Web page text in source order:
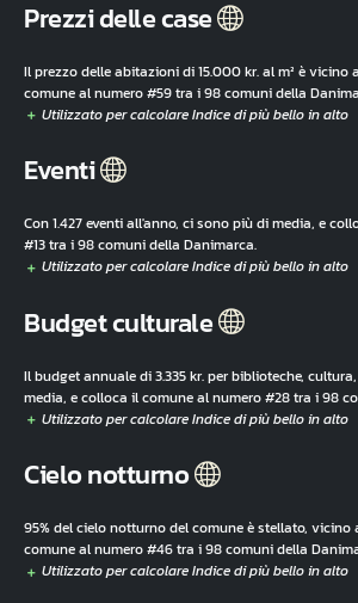
Prezzi delle case
Il prezzo delle abitazioni di 15.000 kr. al m² è vicino
comune al numero #59 tra i 98 comuni della
Eventi
Con 1.427 eventi all'anno, ci sono più di media, e
#13 tra i 98 comuni della Danimarca.
Budget culturale
Il budget annuale di 3.335 kr. per biblioteche,
media, e colloca il comune al numero #28 tra i 98
Cielo notturno
95% del cielo notturno del comune è stellato, vicino
comune al numero #46 tra i 98 comuni della